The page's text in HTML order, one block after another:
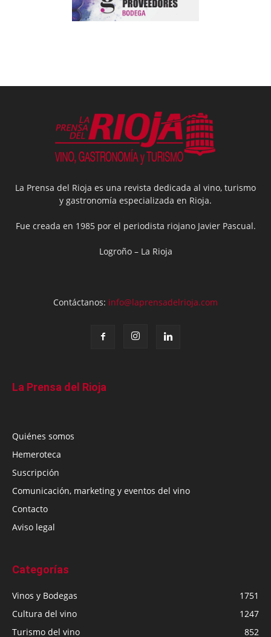
La Prensa del Rioja es una revista dedicada al vino, turismo
y gastronomía especializada en Rioja.
Fue creada en 1985 por el periodista riojano Javier Pascual.
Logroño – La Rioja
Contáctanos: info@laprensadelrioja.com
La Prensa del Rioja
Quiénes somos
Hemeroteca
Suscripción
Comunicación, marketing y eventos del vino
Contacto
Aviso legal
Categorías
Vinos y Bodegas
1751
Cultura del vino
1247
Turismo del vino
852